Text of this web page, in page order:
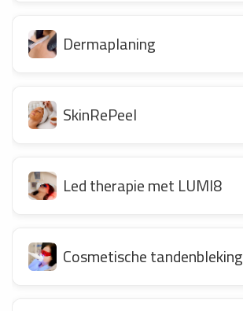
Dermaplaning
SkinRePeel
Led therapie met LUMI8
Cosmetische tandenbleking